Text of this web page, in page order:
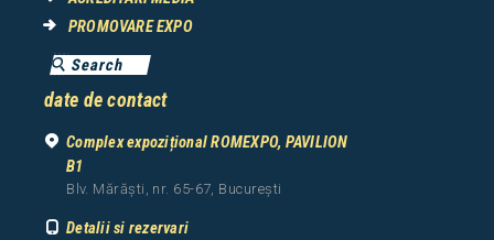
PROMOVARE EXPO
date de contact
Complex expozițional ROMEXPO, PAVILION
B1
Blv. Mărăști, nr. 65-67, București
Detalii si rezervari